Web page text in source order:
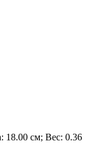
18.00 см; Вес: 0.36